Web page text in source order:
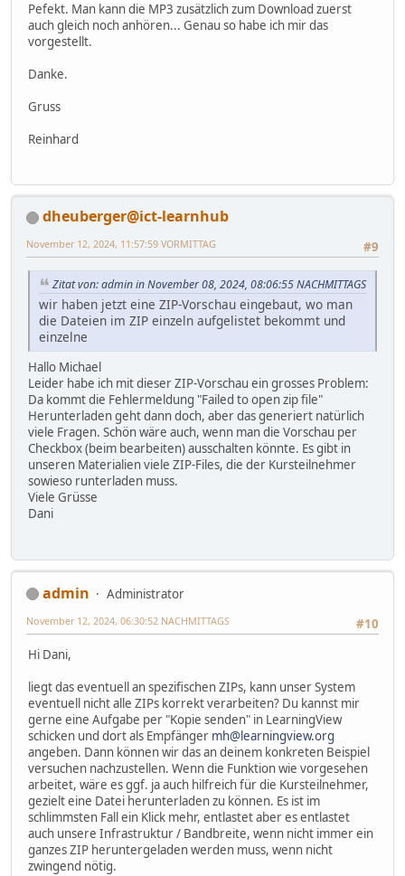
Pefekt. Man kann die MP3 zusätzlich zum Download zuerst
auch gleich noch anhören... Genau so habe ich mir das
vorgestellt.
Danke.
Gruss
Reinhard
dheuberger@ict-learnhub
#9
November 12, 2024, 11:57:59 VORMITTAG
Zitat von: admin in November 08, 2024, 08:06:55 NACHMITTAGS
wir haben jetzt eine ZIP-Vorschau eingebaut, wo man
die Dateien im ZIP einzeln aufgelistet bekommt und
einzelne
Hallo Michael
Leider habe ich mit dieser ZIP-Vorschau ein grosses Problem:
Da kommt die Fehlermeldung "Failed to open zip file"
Herunterladen geht dann doch, aber das generiert natürlich
viele Fragen. Schön wäre auch, wenn man die Vorschau per
Checkbox (beim bearbeiten) ausschalten könnte. Es gibt in
unseren Materialien viele ZIP-Files, die der Kursteilnehmer
sowieso runterladen muss.
Viele Grüsse
Dani
admin
Administrator
#10
November 12, 2024, 06:30:52 NACHMITTAGS
Hi Dani,
liegt das eventuell an spezifischen ZIPs, kann unser System
eventuell nicht alle ZIPs korrekt verarbeiten? Du kannst mir
gerne eine Aufgabe per "Kopie senden" in LearningView
schicken und dort als Empfänger mh@learningview.org
angeben. Dann können wir das an deinem konkreten Beispiel
versuchen nachzustellen. Wenn die Funktion wie vorgesehen
arbeitet, wäre es ggf. ja auch hilfreich für die Kursteilnehmer,
gezielt eine Datei herunterladen zu können. Es ist im
schlimmsten Fall ein Klick mehr, entlastet aber es entlastet
auch unsere Infrastruktur / Bandbreite, wenn nicht immer ein
ganzes ZIP heruntergeladen werden muss, wenn nicht
zwingend nötig.